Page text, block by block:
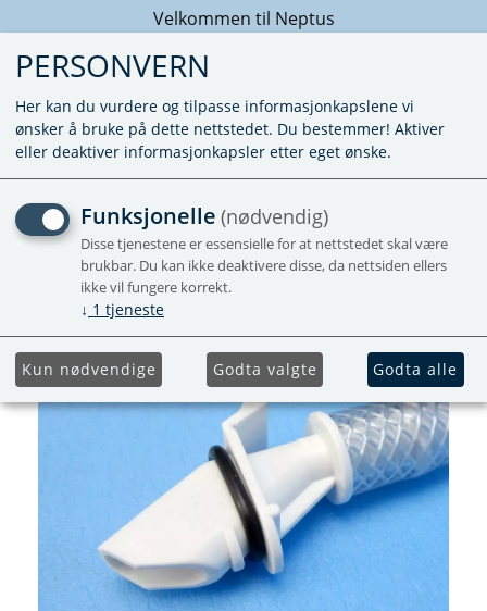
Velkommen til Neptus
SC400 FLUSHTUBE WHITE
PERSONVERN
Her kan du vurdere og tilpasse informasjonkapslene vi
ønsker å bruke på dette nettstedet. Du bestemmer! Aktiver
eller deaktiver informasjonkapsler etter eget ønske.
Funksjonelle (nødvendig)
Disse tjenestene er essensielle for at nettstedet skal være
brukbar. Du kan ikke deaktivere disse, da nettsiden ellers
ikke vil fungere korrekt.
↓ 1 tjeneste
Kun nødvendige Godta valgte Godta alle